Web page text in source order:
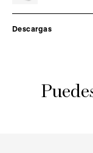
Descargas